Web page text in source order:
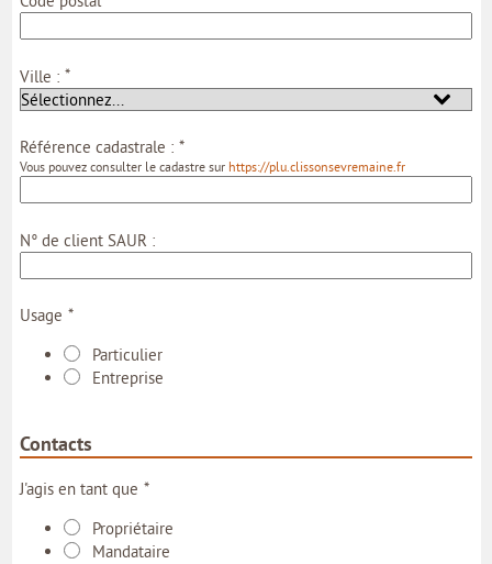
Ville : *
Référence cadastrale : *
Vous pouvez consulter le cadastre sur https://plu.clissonsevremaine.fr
N° de client SAUR :
Usage *
Particulier
Entreprise
Contacts
J'agis en tant que *
Propriétaire
Mandataire